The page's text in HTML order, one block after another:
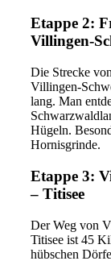
Etappe 2:
Villingen-
Die Strecke
Villingen-
lang. Man
Hügeln.
Hornisgrinde.
Etappe 3:
– Titisee
Der Weg von
Titisee ist 45
hübschen